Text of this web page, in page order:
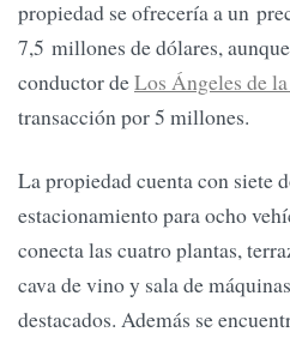
propiedad se ofrecería a un
7,5 millones de dólares,
conductor deLos Ángeles de
transacción por 5 millones.
La propiedad cuenta con siete
estacionamiento para ocho
conecta las cuatro plantas,
cava de vino y sala de
destacados. Además se